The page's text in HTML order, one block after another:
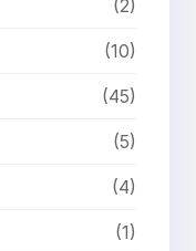
(2)
(10)
(45)
(5)
(4)
(1)